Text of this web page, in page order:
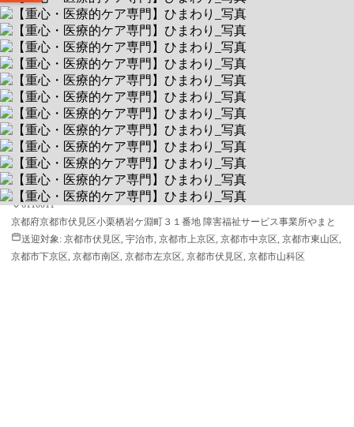
【重心・医療的ケア専門】ひまわり
0歳から64歳まで、一つの施設で継続サポート
送迎あり 空きあり
平日 13:00～17:00 / 土 10:00～16:30
6110011
京都府京都市伏見区小栗栖岩ケ淵町３１番地 障害福祉サービス事業所やまと
送迎対象: 京都市伏見区, 宇治市, 京都市上京区, 京都市中京区, 京都市東山区,
京都市下京区, 京都市南区, 京都市左京区, 京都市伏見区, 京都市山科区